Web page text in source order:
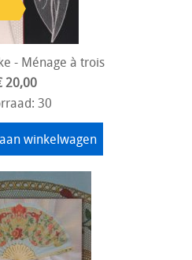
- Ménage à trois
20,00
30
winkelwagen